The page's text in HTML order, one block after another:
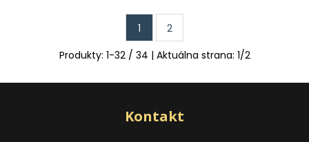
1
2
Produkty: 1-32/ 34 | Aktuálna strana: 1/2
Kontakt